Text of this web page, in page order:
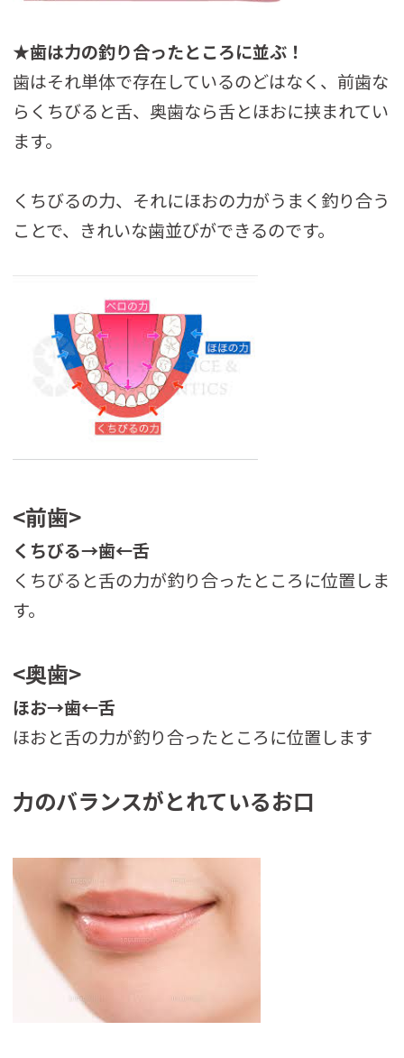
★歯は力の釣り合ったところに並ぶ！
歯はそれ単体で存在しているのどはなく、前歯な
らくちびると舌、奥歯なら舌とほおに挟まれてい
ます。
くちびるの力、それにほおの力がうまく釣り合う
ことで、きれいな歯並びができるのです。
<前歯>
くちびる→歯←舌
くちびると舌の力が釣り合ったところに位置しま
す。
<奥歯>
ほお→歯←舌
ほおと舌の力が釣り合ったところに位置します
力のバランスがとれているお口